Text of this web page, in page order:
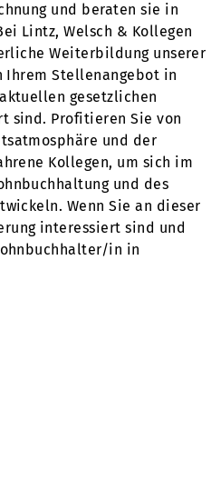
und beraten sie in
Lintz, Welsch & Kollegen
Weiterbildung unserer
Stellenangebot in
gesetzlichen
sind. Profitieren Sie von
und der
Kollegen, um sich im
und des
Wenn Sie an dieser
interessiert sind und
in in